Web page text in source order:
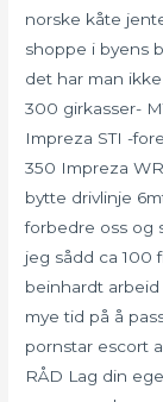
norske kåte
shoppe i byens
det har man
300 girkasser-
Impreza STI -
350 Impreza
bytte drivlinje
forbedre oss og
jeg sådd ca 100
beinhardt
mye tid på å
pornstar escort
RÅD Lag din